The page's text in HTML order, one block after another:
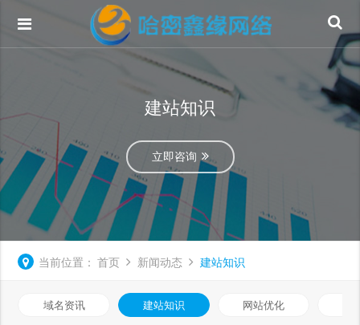
建站知识
立即咨询
当前位置： 首页 新闻动态 建站知识
域名资讯 建站知识 网站优化